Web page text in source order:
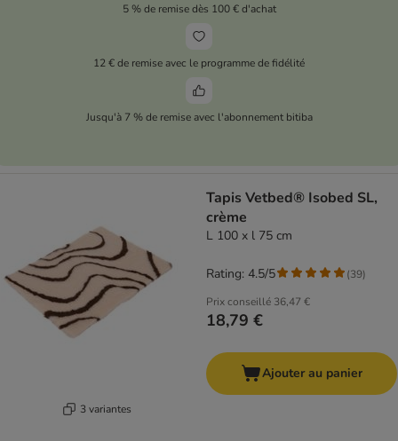
5 % de remise dès 100 € d'achat
12 € de remise avec le programme de fidélité
Jusqu'à 7 % de remise avec l'abonnement bitiba
3 variantes
Tapis Vetbed® Isobed SL,
crème
L 100 x l 75 cm
Prix conseillé 36,47 €
18,79 €
Rating: 4.5/5 (39)
Ajouter au panier